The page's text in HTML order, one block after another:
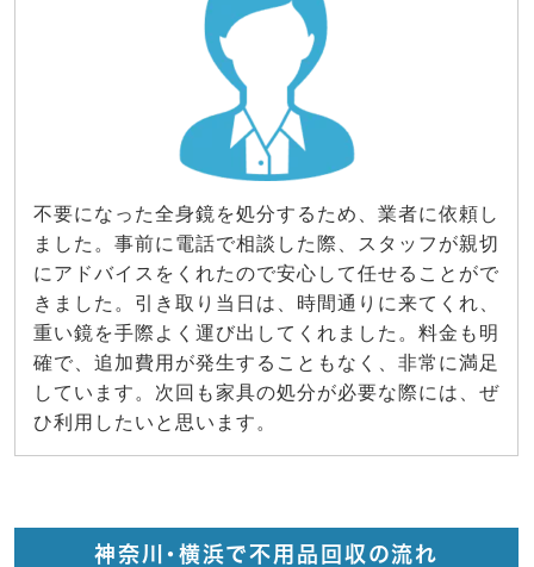
不要になった全身鏡を処分するため、業者に依頼し
ました。事前に電話で相談した際、スタッフが親切
にアドバイスをくれたので安心して任せることがで
きました。引き取り当日は、時間通りに来てくれ、
重い鏡を手際よく運び出してくれました。料金も明
確で、追加費用が発生することもなく、非常に満足
しています。次回も家具の処分が必要な際には、ぜ
ひ利用したいと思います。
神奈川・横浜で不用品回収の流れ